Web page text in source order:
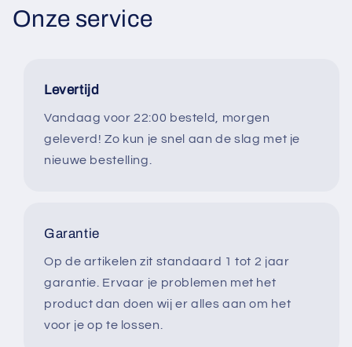
Onze service
Levertijd
Vandaag voor 22:00 besteld, morgen
geleverd! Zo kun je snel aan de slag met je
nieuwe bestelling.
Garantie
Op de artikelen zit standaard 1 tot 2 jaar
garantie. Ervaar je problemen met het
product dan doen wij er alles aan om het
voor je op te lossen.